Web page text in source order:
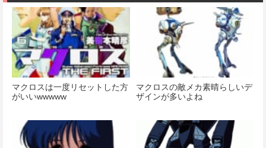
価格：¥11,000 デル
価格：¥4,280
マクロスは一度リセットした方
がいいwwwww
マクロスの敵メカ素晴らしいデ
ザインが多いよね